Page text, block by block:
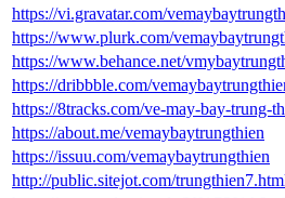
https://vi.gravatar.com/
https://www.plurk.com/
https://www.behance.net/
https://dribbble.com/
https://8tracks.com/ve-may-bay-trung-
https://about.me/vemaybaytrungthien
https://issuu.com/vemaybaytrungthien
http://public.sitejot.com/